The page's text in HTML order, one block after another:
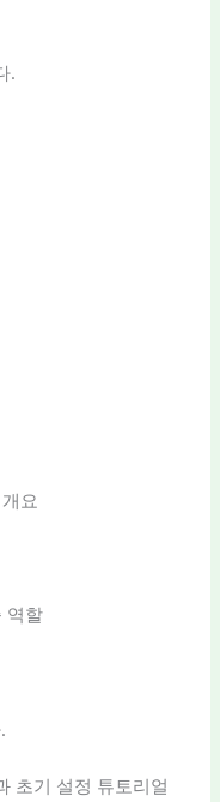
.
요
역할
초기 설정 튜토리얼